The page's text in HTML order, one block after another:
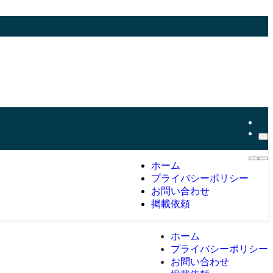
ホーム
プライバシーポリシー
お問い合わせ
掲載依頼
ホーム
プライバシーポリシー
お問い合わせ